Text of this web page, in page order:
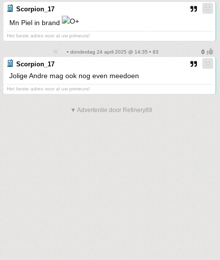
Scorpion_17
Mn Piel in brand
Het beste adres voor al uw primeurs!
• donderdag 24 april 2025 @ 14:35 • 83
Scorpion_17
Jolige Andre mag ook nog even meedoen
Het beste adres voor al uw primeurs!
▼ Advertentie door Refinery89